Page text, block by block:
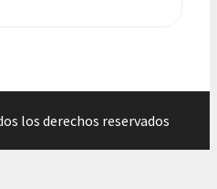
los derechos reservados